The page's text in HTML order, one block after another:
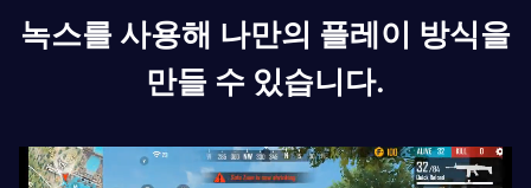
녹스를 사용해 나만의 플레이 방식을
만들 수 있습니다.